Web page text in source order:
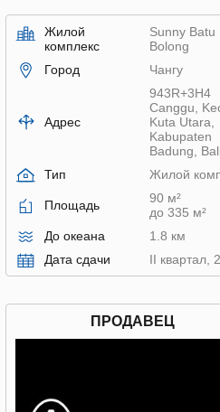
Жилой
комплекс
Sunny Batu
Bolong
Город
Чангу
Адрес
943R+3H4
Canggu,
Kuta Utara,
Kabupaten
Badung, Bali
Тип
Жилой
Площадь
90 м²
до 335 м²
До океана
1.8 км
Дата сдачи
II квартал,
ПРОДАВЕЦ